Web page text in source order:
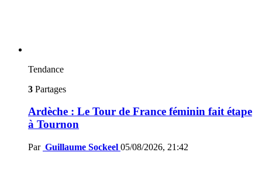
Tendance
3 Partages
Ardèche : Le Tour de France féminin fait étape
à Tournon
Par Guillaume Sockeel 05/08/2026, 21:42